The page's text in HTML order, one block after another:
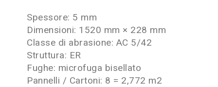
Spessore: 5 mm
Dimensioni: 1520 mm × 228 mm
Classe di abrasione: AC 5/42
Struttura: ER
Fughe: microfuga bisellato
Pannelli / Cartoni: 8 = 2,772 m2